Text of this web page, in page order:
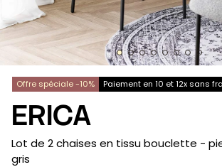
Offre spéciale -10% Paiement en 10 et 12x sans
ERICA
-
Lot de 2 chaises en tissu bouclette -
gris